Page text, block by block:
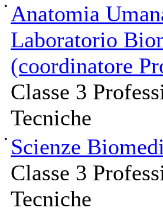
• Anatomia
Laboratorio
(coordinatore
Classe 3
Tecniche
• Scienze
Classe 3
Tecniche